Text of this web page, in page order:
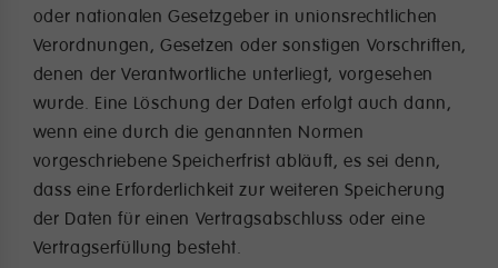
oder nationalen Gesetzgeber in unionsrechtlichen
Verordnungen, Gesetzen oder sonstigen Vorschriften,
denen der Verantwortliche unterliegt, vorgesehen
wurde. Eine Löschung der Daten erfolgt auch dann,
wenn eine durch die genannten Normen
vorgeschriebene Speicherfrist abläuft, es sei denn,
dass eine Erforderlichkeit zur weiteren Speicherung
der Daten für einen Vertragsabschluss oder eine
Vertragserfüllung besteht.